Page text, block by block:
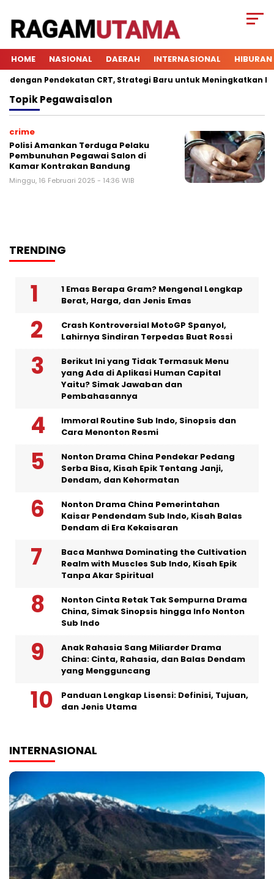
HOME NASIONAL DAERAH INTERNASIONAL HIBURAN
Pendekatan CRT, Strategi Baru untuk Meningkatkan
TopikPegawaisalon
crime
Polisi Amankan Terduga Pelaku
Pembunuhan Pegawai Salon di
Kamar Kontrakan Bandung
Minggu, 16 Februari 2025 - 14:36 WIB
TRENDING
1 Emas Berapa Gram? Mengenal Lengkap
Berat, Harga, dan Jenis Emas
Crash Kontroversial MotoGP Spanyol,
Lahirnya Sindiran Terpedas Buat Rossi
Berikut Ini yang Tidak Termasuk Menu
yang Ada di Aplikasi Human Capital
Yaitu? Simak Jawaban dan
Pembahasannya
Immoral Routine Sub Indo, Sinopsis dan
Cara Menonton Resmi
Nonton Drama China Pendekar Pedang
Serba Bisa, Kisah Epik Tentang Janji,
Dendam, dan Kehormatan
Nonton Drama China Pemerintahan
Kaisar Pendendam Sub Indo, Kisah Balas
Dendam di Era Kekaisaran
Baca Manhwa Dominating the Cultivation
Realm with Muscles Sub Indo, Kisah Epik
Tanpa Akar Spiritual
Nonton Cinta Retak Tak Sempurna Drama
China, Simak Sinopsis hingga Info Nonton
Sub Indo
Anak Rahasia Sang Miliarder Drama
China: Cinta, Rahasia, dan Balas Dendam
yang Mengguncang
Panduan Lengkap Lisensi: Definisi, Tujuan,
dan Jenis Utama
INTERNASIONAL